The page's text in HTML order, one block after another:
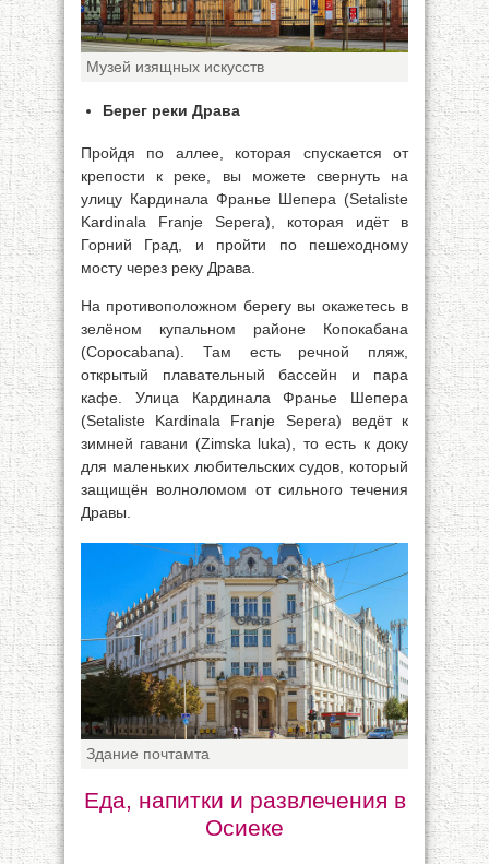
Музей изящных искусств
Берег реки Драва
Пройдя по аллее, которая спускается от
крепости к реке, вы можете свернуть на
улицу Кардинала Франье Шепера (Setaliste
Kardinala Franje Sepera), которая идёт в
Горний Град, и пройти по пешеходному
мосту через реку Драва.
На противоположном берегу вы окажетесь в
зелёном купальном районе Копокабана
(Copocabana). Там есть речной пляж,
открытый плавательный бассейн и пара
кафе. Улица Кардинала Франье Шепера
(Setaliste Kardinala Franje Sepera) ведёт к
зимней гавани (Zimska luka), то есть к доку
для маленьких любительских судов, который
защищён волноломом от сильного течения
Дравы.
Здание почтамта
Еда, напитки и развлечения в
Осиеке